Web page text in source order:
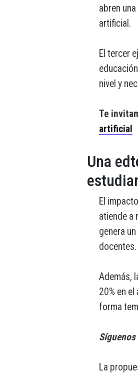
abren
artificial.
El tercer
nivel y
Te
artificial
Una
El
atiende a
genera
docentes.
Además,
20% en
forma
La